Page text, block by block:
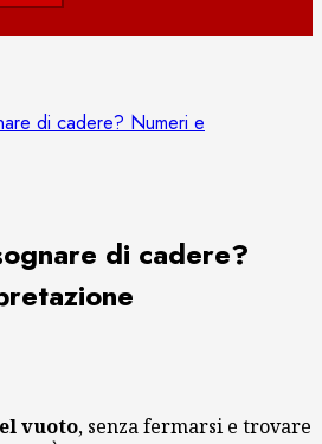
di cadere? Numeri e
di cadere?
vuoto, senza fermarsi e trovare